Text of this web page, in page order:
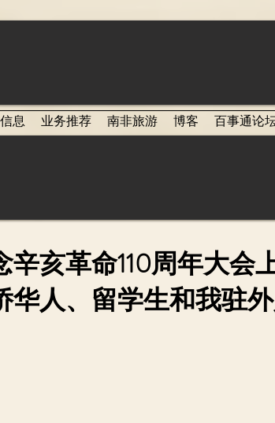
息 业务推荐 南非旅游 博客 百事通论
亥革命110周年大会
华人、留学生和我驻